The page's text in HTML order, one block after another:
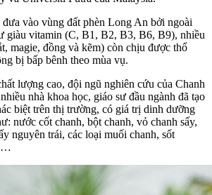
vào vùng đất phèn Long An bởi ngoài
giàu vitamin (C, B1, B2, B3, B6, B9), nhiều
magie, đồng và kẽm) còn chịu được thổ
bị bấp bênh theo mùa vụ.
lượng cao, đội ngũ nghiên cứu của Chanh
nhà khoa học, giáo sư đầu ngành đã tạo
biệt trên thị trường, có giá trị dinh dưỡng
nước cốt chanh, bột chanh, vỏ chanh sấy,
nguyên trái, các loại muối chanh, sốt